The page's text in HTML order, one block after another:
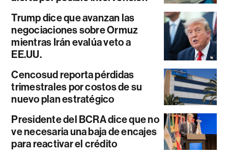
Trump dice que avanzan las
negociaciones sobre Ormuz
mientras Irán evalúa veto a
EE.UU.
Cencosud reporta pérdidas
trimestrales por costos de su
nuevo plan estratégico
Presidente del BCRA dice que no
ve necesaria una baja de encajes
para reactivar el crédito